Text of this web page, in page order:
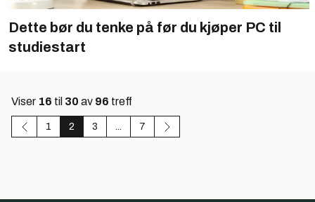
Dette bør du tenke på før du kjøper PC til
studiestart
Viser 16 til 30 av 96 treff
1 2 3 ... 7